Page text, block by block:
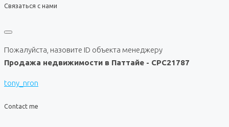
Связаться с нами
Пожалуйста, назовите ID объекта менеджеру
Продажа недвижимости в Паттайе - CPC21787
tony_nron
Contact me